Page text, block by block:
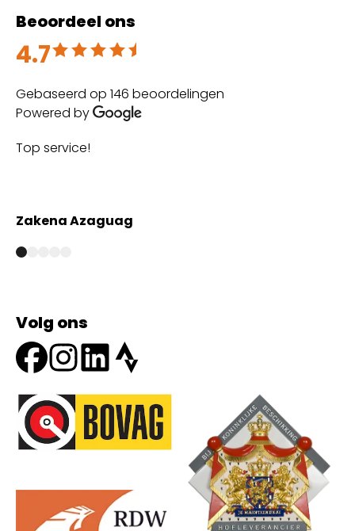
Beoordeel ons
4.7
Beoordeeld met 4.7 uit 5
Gebaseerd op 146 beoordelingen
Powered by
Top service!
Zakena Azaguag
Volg ons
Onze partners